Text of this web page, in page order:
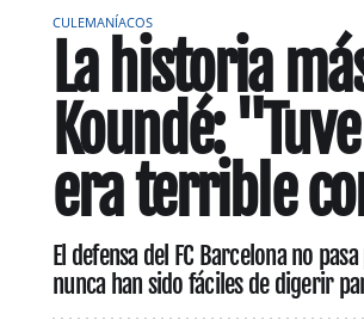
CULEMANÍACOS
La historia
Koundé:
era terrible
El defensa del FC Barcelona no
nunca han sido fáciles de digerir